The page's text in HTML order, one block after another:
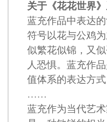
关于 《花花世界
蓝充作品中表达
符号以花与公鸡
似繁花似锦，又
人恐惧。蓝充作
值体系的表达方
……
蓝充作为当代艺